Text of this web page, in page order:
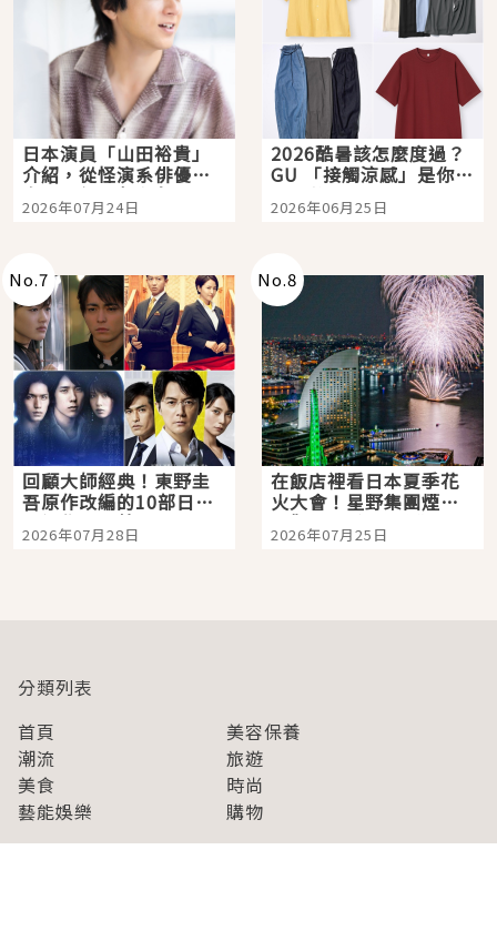
日本演員「山田裕貴」
介紹，從怪演系俳優走
向國民級日劇主角
2026年07月24日
2026酷暑該怎麼度過？
GU 「接觸涼感」是你的
夏日救星
2026年06月25日
No.7
回顧大師經典！東野圭
吾原作改編的10部日本
影視作品推薦
2026年07月28日
No.8
在飯店裡看日本夏季花
火大會！星野集團煙火
景觀飯店6選，讓你不用
人擠人悠閒欣賞
2026年07月25日
分類列表
首頁
美容保養
潮流
旅遊
美食
時尚
藝能娛樂
購物